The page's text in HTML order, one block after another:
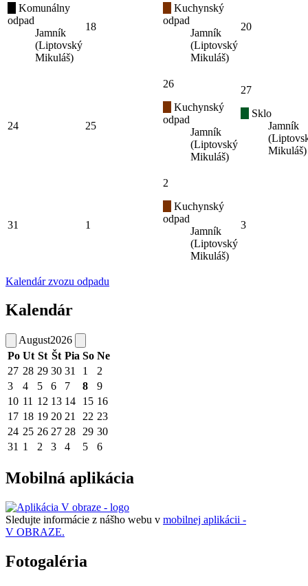
Komunálny
odpad
Jamník
(Liptovský
Mikuláš)
18
Kuchynský
odpad
Jamník
(Liptovský
Mikuláš)
20
24 25
26
Kuchynský
odpad
Jamník
(Liptovský
Mikuláš)
27
Sklo
Jamník
Mikuláš)
31 1
2
Kuchynský
odpad
Jamník
(Liptovský
Mikuláš)
3
Kalendár zvozu odpadu
Kalendár
August2026
Po Ut St Št Pia So Ne
27 28 29 30 31 1
2
3
4 5 6 7 8
9
10 11 12 13 14 15 16
17 18 19 20 21 22 23
24 25 26 27 28 29 30
31 1 2 3 4 5 6
Mobilná aplikácia
Sledujte informácie z nášho webu v mobilnej aplikácii -
V OBRAZE.
Fotogaléria